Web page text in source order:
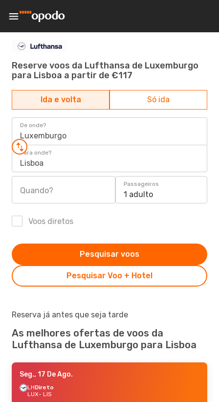
Reserve voos da Lufthansa de Luxemburgo
para Lisboa a partir de €117
Ida e volta Só ida
De onde?
Luxemburgo
Para onde?
Lisboa
Quando?
Passageiros
1 adulto
Voos diretos
Pesquisar Voo + Hotel
Pesquisar voos
Reserva já antes que seja tarde
As melhores ofertas de voos da
Lufthansa de Luxemburgo para Lisboa
Seg., 17 De Ago.
LHDireto
LUX- LIS